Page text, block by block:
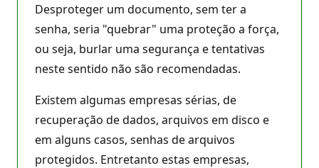
Desproteger um documento, sem ter a
senha, seria "quebrar" uma proteção a força,
ou seja, burlar uma segurança e tentativas
neste sentido não são recomendadas.
Existem algumas empresas sérias, de
recuperação de dados, arquivos em disco e
em alguns casos, senhas de arquivos
protegidos. Entretanto estas empresas,